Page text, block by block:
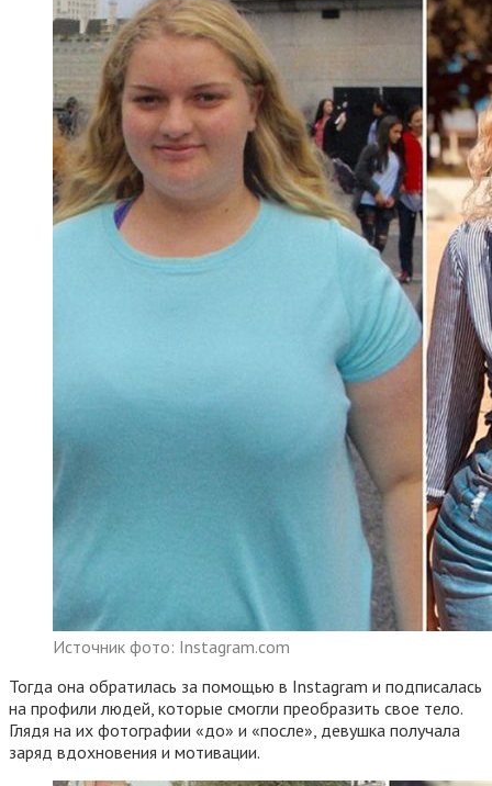
Источник фото: Instagram.com
Тогда она обратилась за помощью в Instagram и подписалась
на профили людей, которые смогли преобразить свое тело.
Глядя на их фотографии «до» и «после», девушка получала
заряд вдохновения и мотивации.